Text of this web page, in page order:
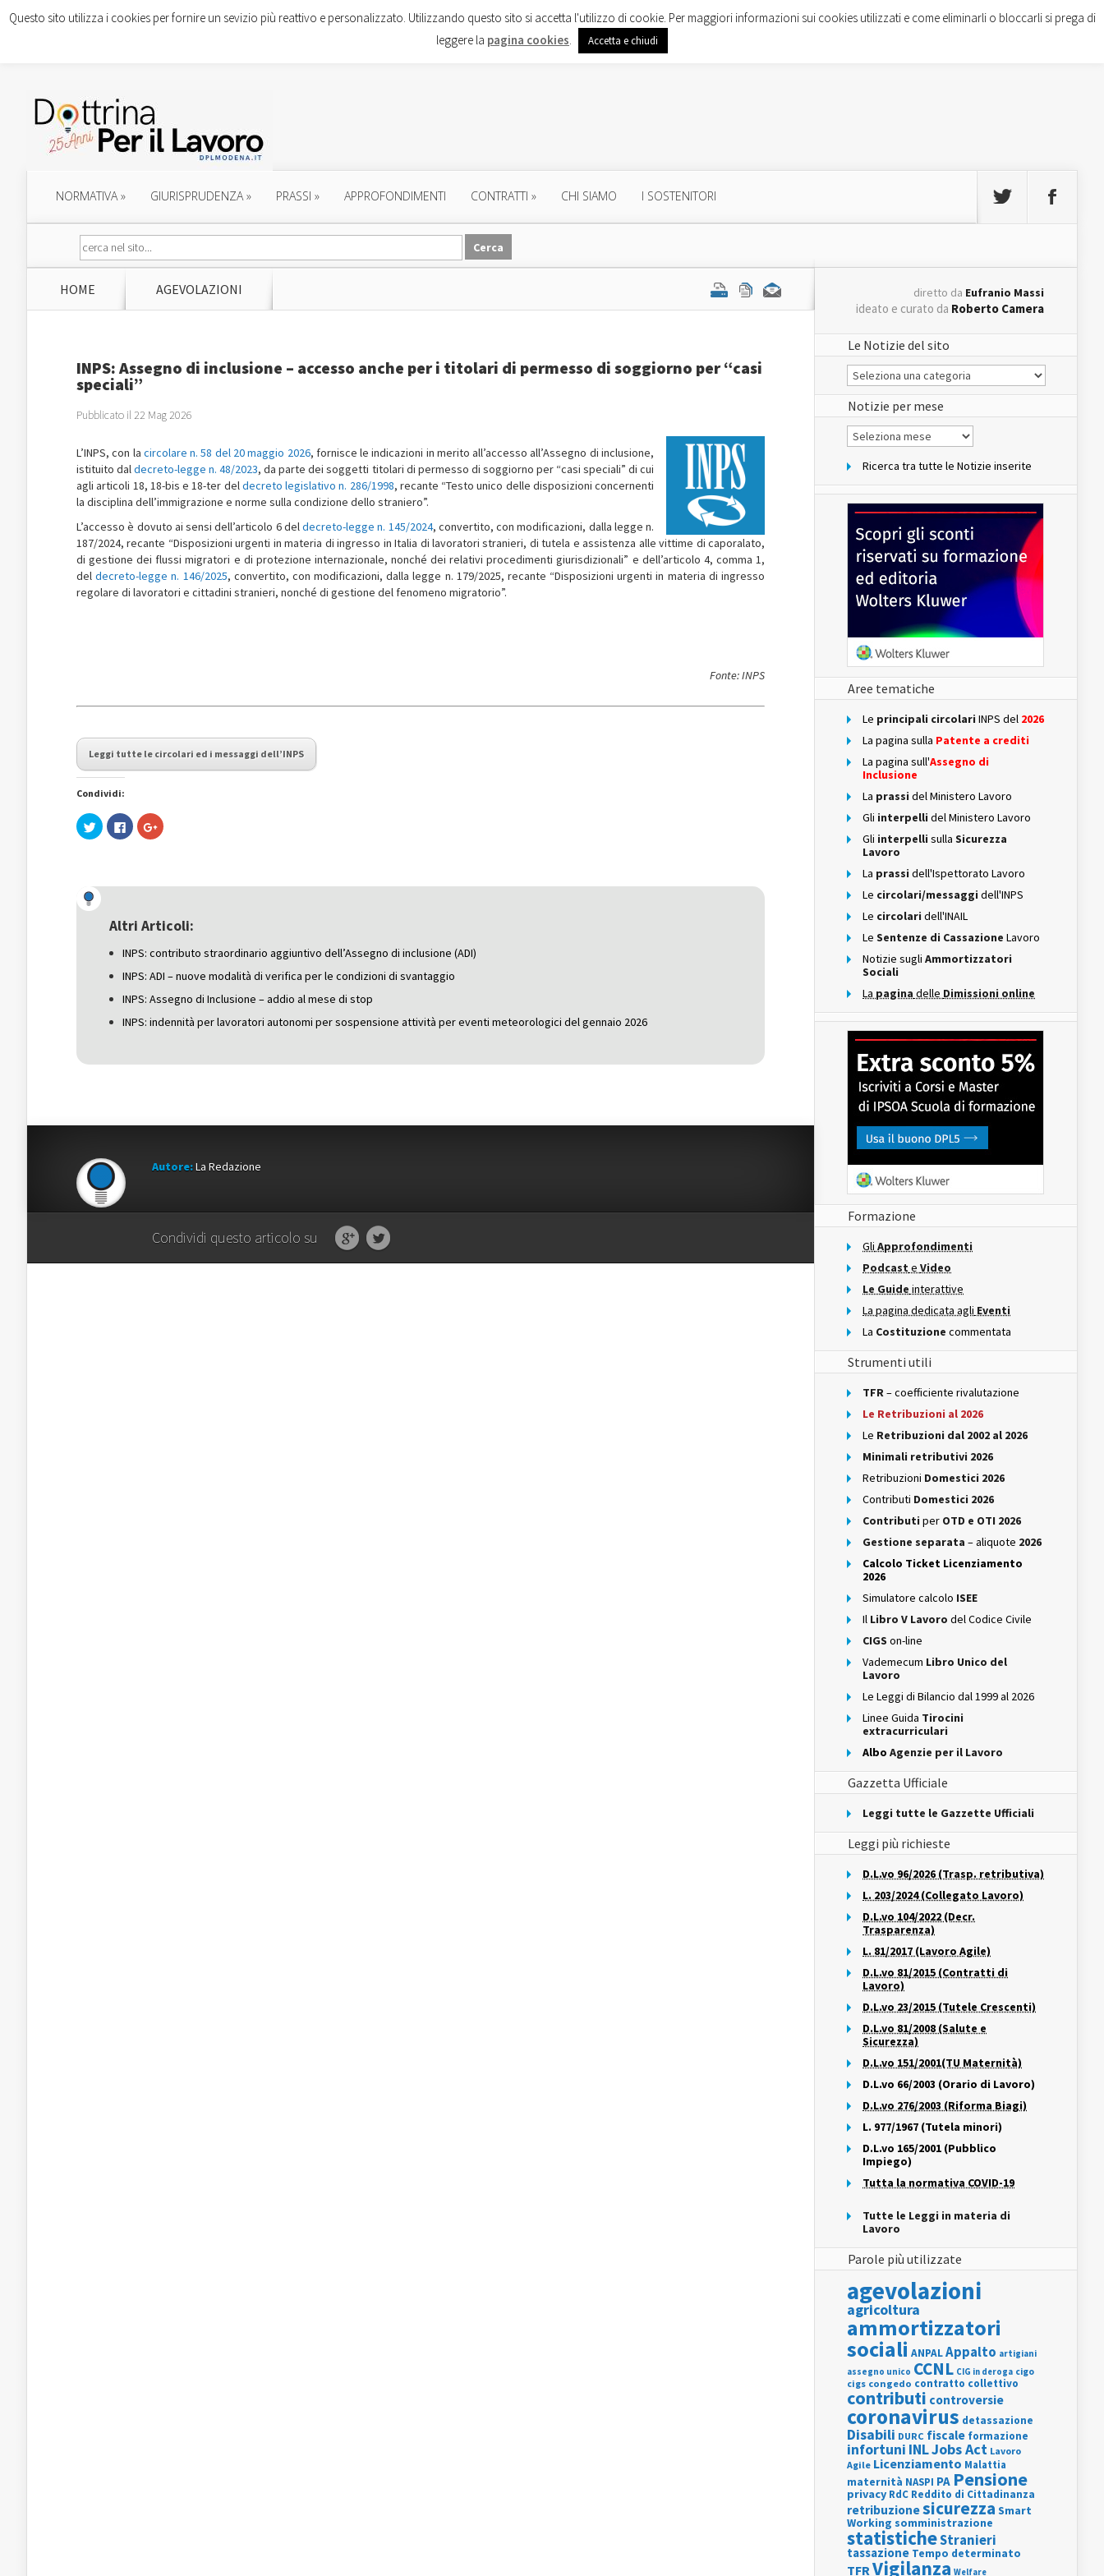
NORMATIVA» GIURISPRUDENZA» PRASSI » APPROFONDIMENTI CONTRATTI » CHI SIAMO I SOSTENITORI
HOME AGEVOLAZIONI
INPS: Assegno di inclusione – accesso anche per i titolari di permesso di soggiorno per “casi
speciali”
Pubblicato il 22 Mag 2026
L’INPS, con la circolare n. 58 del 20 maggio 2026, fornisce le indicazioni in merito all’accesso all’Assegno di inclusione,
istituito daldecreto-legge n. 48/2023, da parte dei soggetti titolari di permesso di soggiorno per “casi speciali” di cui
agli articoli 18, 18-bis e 18-ter deldecreto legislativo n. 286/1998, recante “Testo unico delle disposizioni concernenti
la disciplina dell’immigrazione e norme sulla condizione dello straniero”.
L’accesso è dovuto ai sensi dell’articolo 6 deldecreto-legge n. 145/2024, convertito, con modificazioni, dalla legge n.
187/2024, recante “Disposizioni urgenti in materia di ingresso in Italia di lavoratori stranieri, di tutela e assistenza alle vittime di caporalato,
di gestione dei flussi migratori e di protezione internazionale, nonché dei relativi procedimenti giurisdizionali” e dell’articolo 4, comma 1,
deldecreto-legge n. 146/2025, convertito, con modificazioni, dalla legge n. 179/2025, recante “Disposizioni urgenti in materia di ingresso
regolare di lavoratori e cittadini stranieri, nonché di gestione del fenomeno migratorio”.
Fonte: INPS
Leggi tutte le circolari ed i messaggi dell’INPS
Condividi:
Fai
clic
(Si
apre
una
nuova
Fai
clic
nuova
finestra)
Fai
clic
una
nuova
Altri Articoli:
INPS: contributo straordinario aggiuntivo dell’Assegno di inclusione (ADI)
INPS: ADI – nuove modalità di verifica per le condizioni di svantaggio
INPS: Assegno di Inclusione – addio al mese di stop
INPS: indennità per lavoratori autonomi per sospensione attività per eventi meteorologici del gennaio 2026
Autore:La Redazione
Condividi questo articolo su
diretto da Eufranio Massi
ideato e curato da Roberto Camera
Le Notizie del sito
Le
Notizie
del
sito
Notizie per mese
Notizie
per
Ricerca tra tutte le Notizie inserite
Aree tematiche
Le principali circolari INPS del 2026
La pagina sulla Patente a crediti
La pagina sull'Assegno di
Inclusione
La prassi del Ministero Lavoro
Gli interpelli del Ministero Lavoro
Gli interpelli sulla Sicurezza
Lavoro
La prassi dell'Ispettorato Lavoro
Le circolari/messaggi dell'INPS
Le circolari dell'INAIL
Le Sentenze di Cassazione Lavoro
Notizie sugli Ammortizzatori
Sociali
La pagina delle Dimissioni online
Formazione
Gli Approfondimenti
Podcast e Video
Le Guide interattive
La pagina dedicata agli Eventi
La Costituzione commentata
Strumenti utili
TFR– coefficiente rivalutazione
Le Retribuzioni al 2026
Le Retribuzioni dal 2002 al 2026
Minimali retributivi 2026
Retribuzioni Domestici 2026
Contributi Domestici 2026
Contributi per OTD e OTI 2026
Gestione separata – aliquote 2026
Calcolo Ticket Licenziamento
2026
Simulatore calcolo ISEE
Il Libro V Lavoro del Codice Civile
CIGS on-line
Vademecum Libro Unico del
Lavoro
Le Leggi di Bilancio dal 1999 al 2026
Linee Guida Tirocini
extracurriculari
Albo Agenzie per il Lavoro
Gazzetta Ufficiale
Leggi tutte le Gazzette Ufficiali
Leggi più richieste
D.L.vo 96/2026 (Trasp. retributiva)
L. 203/2024 (Collegato Lavoro)
D.L.vo 104/2022 (Decr.
Trasparenza)
L. 81/2017 (Lavoro Agile)
D.L.vo 81/2015 (Contratti di
Lavoro)
D.L.vo 23/2015 (Tutele Crescenti)
D.L.vo 81/2008 (Salute e
Sicurezza)
D.L.vo 151/2001(TU Maternità)
D.L.vo 66/2003 (Orario di Lavoro)
D.L.vo 276/2003 (Riforma Biagi)
L. 977/1967 (Tutela minori)
D.L.vo 165/2001 (Pubblico
Impiego)
Tutta la normativa COVID-19
Tutte le Leggi in materia di
Lavoro
Parole più utilizzate
agevolazioni
agricoltura
ammortizzatori
sociali ANPALAppalto artigiani
assegno unico CCNL CIG in deroga cigo
cigs congedo contratto collettivo
contributi controversie
coronavirus detassazione
Disabili DURC fiscale formazione
infortuni INLJobs Act Lavoro
Agile Licenziamento Malattia
maternità NASPI PA Pensione
privacy RdC Reddito di Cittadinanza
retribuzionesicurezza Smart
Working somministrazione
statisticheStranieri
tassazione Tempo determinato
TFRVigilanza Welfare
Questo sito utilizza i cookies per fornire un sevizio più reattivo e personalizzato. Utilizzando questo sito si accetta l'utilizzo di cookie. Per maggiori informazioni sui cookies utilizzati e come eliminarli o bloccarli si prega di
leggere la pagina cookies. Accetta e chiudi